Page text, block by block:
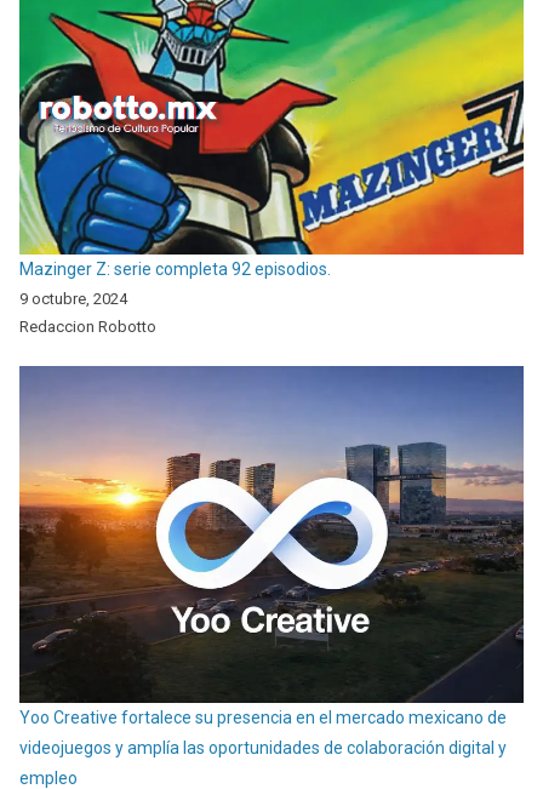
Mazinger Z: serie completa 92 episodios.
9 octubre, 2024
Redaccion Robotto
Yoo Creative fortalece su presencia en el mercado mexicano de
videojuegos y amplía las oportunidades de colaboración digital y
empleo